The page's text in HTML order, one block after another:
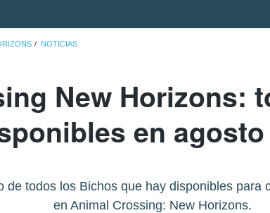
NOTICIAS
New Horizons:
en agosto
de todos los Bichos que hay disponibles para
en Animal Crossing: New Horizons.